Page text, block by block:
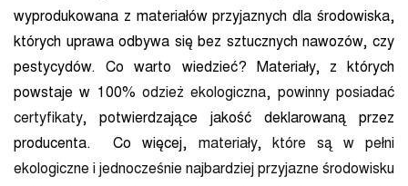
wyprodukowana z materiałów przyjaznych dla środowiska,
których uprawa odbywa się bez sztucznych nawozów, czy
pestycydów. Co warto wiedzieć? Materiały, z których
powstaje w 100% odzież ekologiczna, powinny posiadać
certyfikaty, potwierdzające jakość deklarowaną przez
producenta. Co więcej, materiały, które są w pełni
ekologiczne i jednocześnie najbardziej przyjazne środowisku